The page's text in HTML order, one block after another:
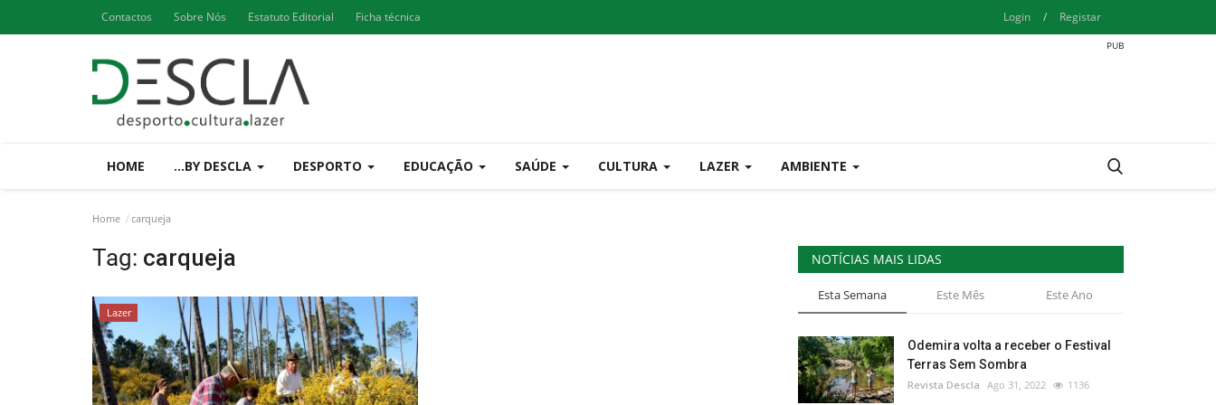
Contactos Sobre Nós Estatuto Editorial Ficha técnica Login / Registar
HOME ...BY DESCLA DESPORTO EDUCAÇÃO SAÚDE CULTURA LAZER AMBIENTE
Home carqueja
Tag: carqueja
Lazer
NOTÍCIAS MAIS LIDAS
Esta Semana Este Mês Este Ano
Odemira volta a receber o Festival
Terras Sem Sombra
Revista Descla Ago 31, 2022 1136